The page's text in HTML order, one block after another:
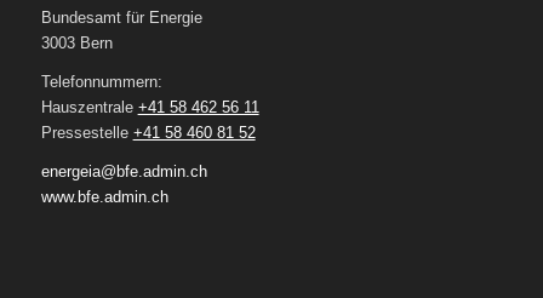
Bundesamt für Energie
3003 Bern
Telefonnummern:
Hauszentrale +41 58 462 56 11
Pressestelle +41 58 460 81 52
energeia@bfe.admin.ch
www.bfe.admin.ch